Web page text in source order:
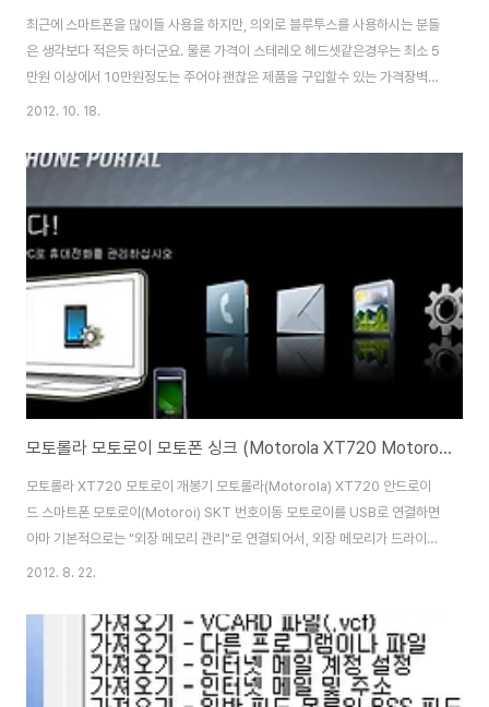
최근에 스마트폰을 많이들 사용을 하지만, 의외로 블루투스를 사용하시는 분들
은 생각보다 적은듯 하더군요. 물론 가격이 스테레오 헤드셋같은경우는 최소 5
만원 이상에서 10만원정도는 주어야 괜찮은 제품을 구입할수 있는 가격장벽이
있지만, 한번 구입을 하면 단선될 염려도 없고, 등산, 조깅, 마라톤, 자전거 등의
듣다가 전화나 문자가 오면 무선으로 된 헤드셋으로 벨소리가 울리고, 전화기
면서 전화를 하다보면, 사람들이 저 미친놈이 자전거 타면서 혼자서 중얼거리
네하는 시선으로 바라보기도 하더군요...-_-++요즘은 갤럭시탭이나 아이패드,
넥서스 7등 테블릿도 많이나오는..
2012. 10. 18.
모토롤라 모토로이 모토폰 싱크 (Motorola XT720 Motoroi Phone Sync) 설정방법
모토롤라 XT720 모토로이 개봉기 모토롤라(Motorola) XT720 안드로이
드 스마트폰 모토로이(Motoroi) SKT 번호이동 모토로이를 USB로 연결하면
아마 기본적으로는 "외장 메모리 관리"로 연결되어서, 외장 메모리가 드라이브
라 잡히네요... 처음에 외장메모리에 많은 자료를 넣을 경우는 외장 메모리로 사
기화로 접속을 하면 됩니다. 접속을 하는 방법은 홈화면에서 메뉴를 누르고, 알
림에 들어가서 usb연결을 클릭해서 바꾸면 됩니다. (이후에는 자동으로 최후
에 접속한것으로 연결되며, 바꾸려면 다시 알림에 들어가서 바꾸면 됨) 모토로
라 휴대전화 도구로 접속을 하면 http://192.168.16.2:8080/login/in..
2012. 8. 22.